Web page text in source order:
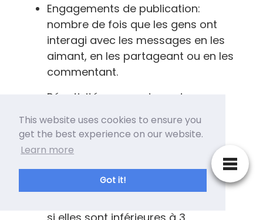
Engagements de publication:
nombre de fois que les gens ont
interagi avec les messages en les
aimant, en les partageant ou en les
commentant.
Réactivité: pourcentage de
messages auxquels Messenger a
répondu.
Vidéos: nombre de fois où les
vidéos de la page ont été lues
pendant au moins 3 secondes, ou
This website uses cookies to ensure you
get the best experience on our website.
Learn more
Got it!